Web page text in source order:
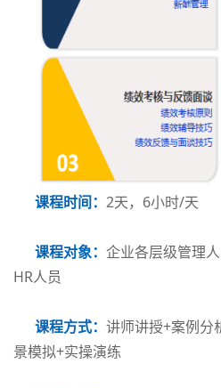
课程时间： 2天，6小时/天
课程对象： 企业各层级管理
HR人员
课程方式： 讲师讲授+案例分
景模拟+实操演练